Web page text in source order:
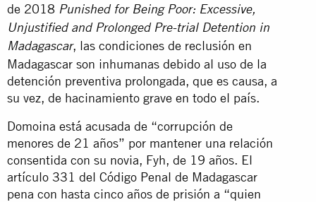
de 2018 Punished for Being Poor: Excessive,
Unjustified and Prolonged Pre-trial Detention in
Madagascar, las condiciones de reclusión en
Madagascar son inhumanas debido al uso de la
detención preventiva prolongada, que es causa, a
su vez, de hacinamiento grave en todo el país.
Domoina está acusada de “corrupción de
menores de 21 años” por mantener una relación
consentida con su novia, Fyh, de 19 años. El
artículo 331 del Código Penal de Madagascar
pena con hasta cinco años de prisión a “quien